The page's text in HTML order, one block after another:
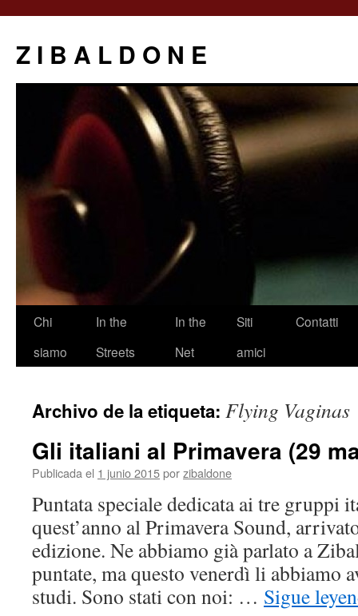
Z I B A L D O N E
Saltar
Chi
siamo
In the
Streets
In the
Net
Siti
amici
Contatti
Archivo de la etiqueta: Flying Vaginas
Gli italiani al Primavera (29
Publicada el 1 junio 2015porzibaldone
Puntata speciale dedicata ai tre gruppi
quest’anno al Primavera Sound,
edizione. Ne abbiamo già parlato a
puntate, ma questo venerdì li abbiamo
studi. Sono stati con noi: … Sigue